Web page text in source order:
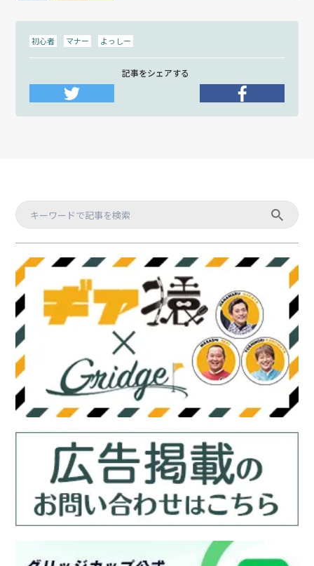
初心者 マナー よっしー
記事をシェアする